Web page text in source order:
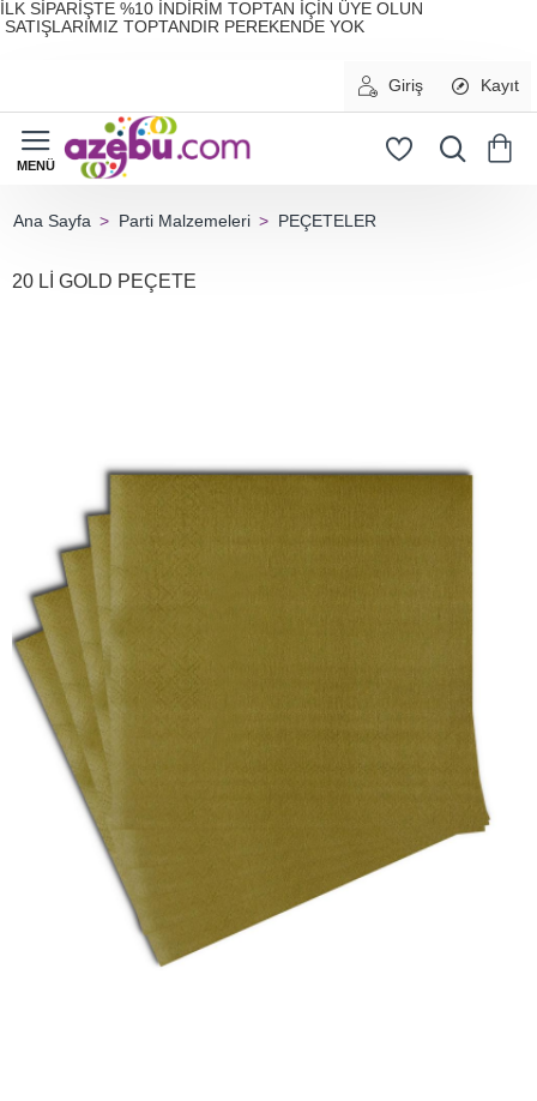
İLK SİPARİŞTE %10 İNDİRİM TOPTAN İÇİN ÜYE OLUN
SATIŞLARIMIZ TOPTANDIR PEREKENDE YOK
Giriş Kayıt
Parti Malzemeleri PEÇETELER
20 Lİ GOLD PEÇETE